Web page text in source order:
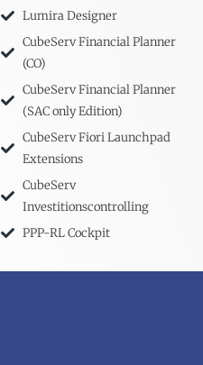
Lumira Designer
CubeServ Financial Planner
(CO)
CubeServ Financial Planner
(SAC only Edition)
CubeServ Fiori Launchpad
Extensions
CubeServ
Investitionscontrolling
PPP-RL Cockpit